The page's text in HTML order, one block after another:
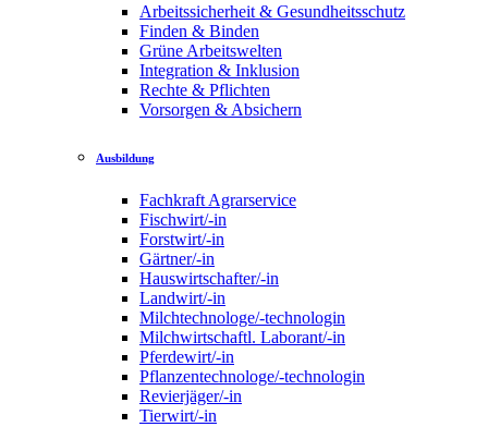
Arbeitssicherheit & Gesundheitsschutz
Finden & Binden
Grüne Arbeitswelten
Integration & Inklusion
Rechte & Pflichten
Vorsorgen & Absichern
Ausbildung
Fachkraft Agrarservice
Fischwirt/-in
Forstwirt/-in
Gärtner/-in
Hauswirtschafter/-in
Landwirt/-in
Milchtechnologe/-technologin
Milchwirtschaftl. Laborant/-in
Pferdewirt/-in
Pflanzentechnologe/-technologin
Revierjäger/-in
Tierwirt/-in